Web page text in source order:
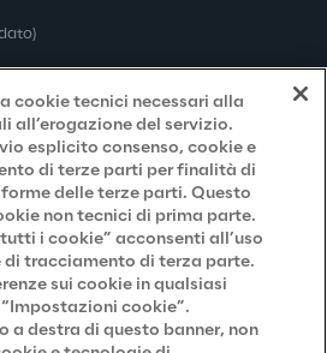
cookie tecnici necessari alla
all’erogazione del servizio.
esplicito consenso, cookie e
di terze parti per finalità di
delle terze parti. Questo
non tecnici di prima parte.
i cookie” acconsenti all’uso
di tracciamento di terza parte.
sui cookie in qualsiasi
cookie”.
a destra di questo banner, non